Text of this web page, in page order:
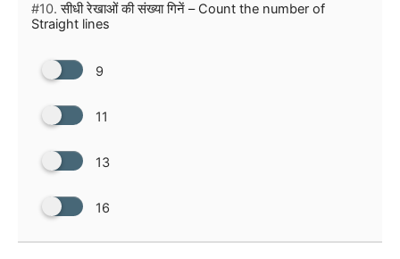
#10. सीधी रेखाओं की संख्या गिनें – Count the number of
Straight lines
9
11
13
16